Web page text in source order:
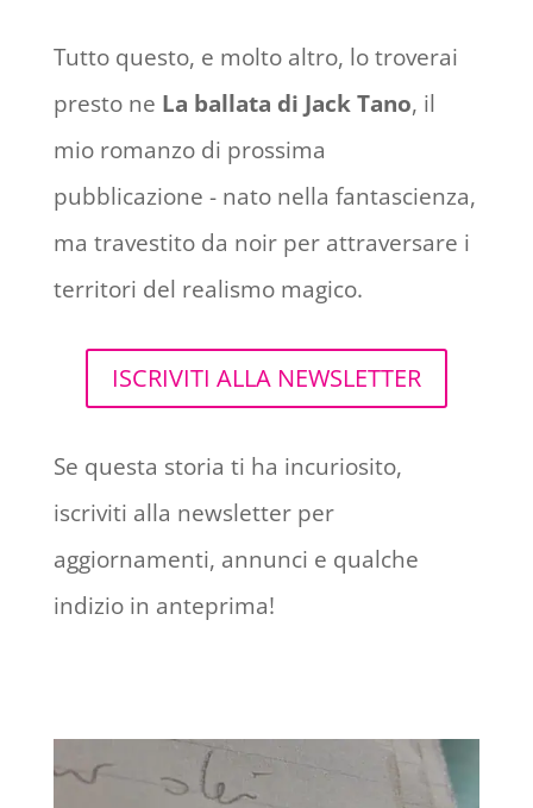
Tutto questo, e molto altro, lo troverai
presto ne La ballata di Jack Tano, il
mio romanzo di prossima
pubblicazione - nato nella fantascienza,
ma travestito da noir per attraversare i
territori del realismo magico.
ISCRIVITI ALLA NEWSLETTER
Se questa storia ti ha incuriosito,
iscriviti alla newsletter per
aggiornamenti, annunci e qualche
indizio in anteprima!